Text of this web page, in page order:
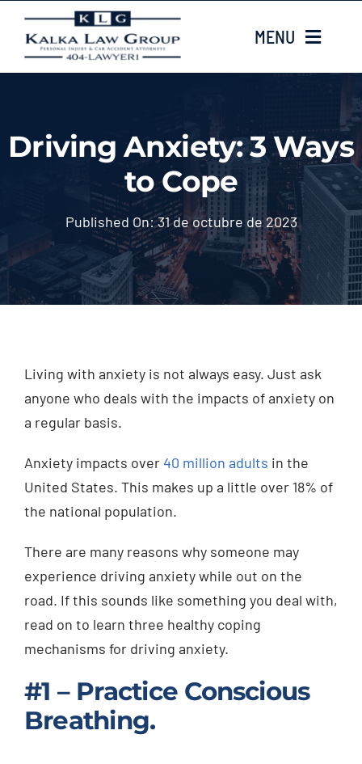
content
MENU
Sobre nosotros
Case Results
LOCATIONS
Injured? Call
(404) 529-9371
Driving Anxiety: 3 Ways
to Cope
Published On: 31 de octubre de 2023
Living with anxiety is not always easy. Just ask
anyone who deals with the impacts of anxiety on
a regular basis.
Anxiety impacts over 40 million adults in the
United States. This makes up a little over 18% of
the national population.
There are many reasons why someone may
experience driving anxiety while out on the
road. If this sounds like something you deal with,
read on to learn three healthy coping
mechanisms for driving anxiety.
#1 – Practice Conscious
Breathing.